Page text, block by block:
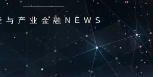
与产业金融NEWS